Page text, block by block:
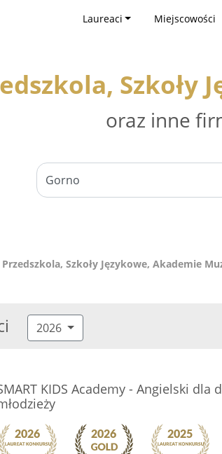
Laureaci Miejscowości
Szkoły
oraz inne
Przedszkola, Szkoły Językowe, Akademie
2026
KIDS Academy - Angielski dla